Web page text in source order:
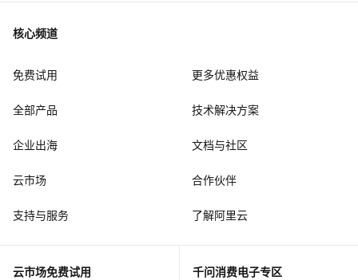
核心频道
免费试用 更多优惠权益
全部产品 技术解决方案
企业出海 文档与社区
云市场 合作伙伴
支持与服务 了解阿里云
云市场免费试用
千问消费电子专区